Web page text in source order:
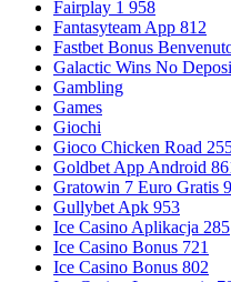
Fairplay 1 958
Fantasyteam App 812
Fastbet Bonus
Galactic Wins No
Gambling
Games
Giochi
Gioco Chicken Road
Goldbet App Android
Gratowin 7 Euro Gratis
Gullybet Apk 953
Ice Casino Aplikacja 285
Ice Casino Bonus 721
Ice Casino Bonus 802